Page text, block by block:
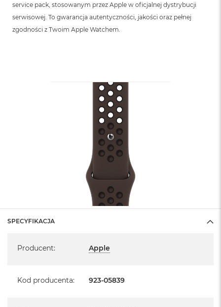
service pack, stosowanym przez Apple w oficjalnej dystrybucji
serwisowej. To gwarancja autentyczności, jakości oraz pełnej
zgodności z Twoim Apple Watchem.
SPECYFIKACJA
Producent: Apple
Kod producenta: 923-05839